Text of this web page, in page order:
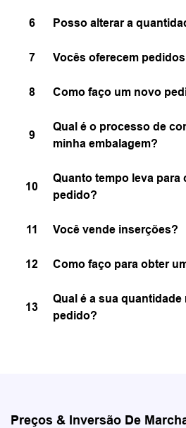
6 Posso alterar a
7 Vocês oferecem
8 Como faço um novo
9
Qual é o processo de
minha embalagem?
10
Quanto tempo leva para
pedido?
11 Você vende inserções?
12 Como faço para obter
13
Qual é a sua quantidade
pedido?
Preços & Inversão De